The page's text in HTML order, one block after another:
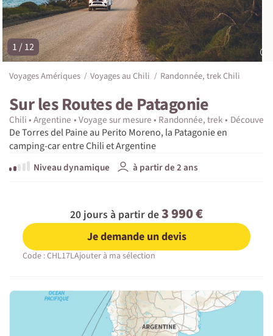
©
1 / 12
Voyages Amériques Voyages au Chili Randonnée, trek Chili
Sur les Routes de Patagonie
Chili Argentine Voyage sur mesure Randonnée, trek
De Torres del Paine au Perito Moreno, la Patagonie en
camping-car entre Chili et Argentine
Niveau dynamique
à partir de 2 ans
20 jours à partir de3 990 €
Je demande un devis
Code : CHL17LAjouter à ma sélection